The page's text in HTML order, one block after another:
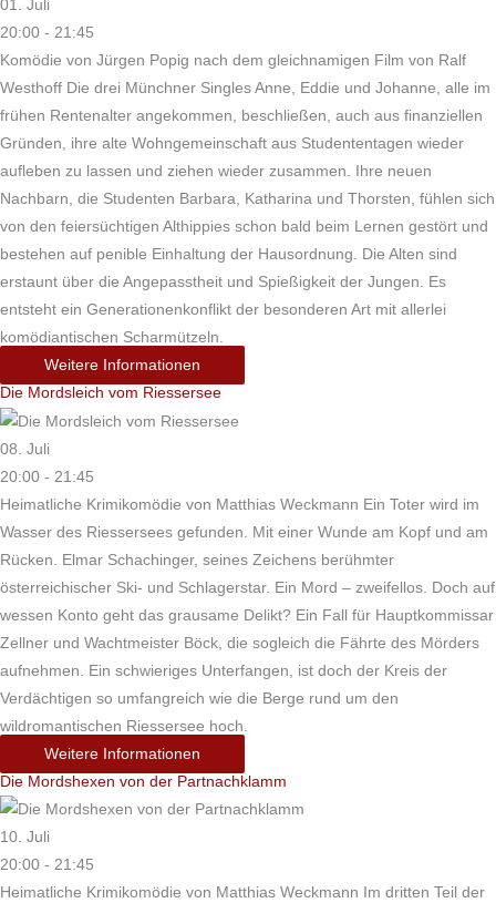
01. Juli
20:00 - 21:45
Komödie von Jürgen Popig nach dem gleichnamigen Film von Ralf
Westhoff Die drei Münchner Singles Anne, Eddie und Johanne, alle im
frühen Rentenalter angekommen, beschließen, auch aus finanziellen
Gründen, ihre alte Wohngemeinschaft aus Studententagen wieder
aufleben zu lassen und ziehen wieder zusammen. Ihre neuen
Nachbarn, die Studenten Barbara, Katharina und Thorsten, fühlen sich
von den feiersüchtigen Althippies schon bald beim Lernen gestört und
bestehen auf penible Einhaltung der Hausordnung. Die Alten sind
erstaunt über die Angepasstheit und Spießigkeit der Jungen. Es
entsteht ein Generationenkonflikt der besonderen Art mit allerlei
komödiantischen Scharmützeln.
Weitere Informationen
Die Mordsleich vom Riessersee
08. Juli
20:00 - 21:45
Heimatliche Krimikomödie von Matthias Weckmann Ein Toter wird im
Wasser des Riessersees gefunden. Mit einer Wunde am Kopf und am
Rücken. Elmar Schachinger, seines Zeichens berühmter
österreichischer Ski- und Schlagerstar. Ein Mord – zweifellos. Doch auf
wessen Konto geht das grausame Delikt? Ein Fall für Hauptkommissar
Zellner und Wachtmeister Böck, die sogleich die Fährte des Mörders
aufnehmen. Ein schwieriges Unterfangen, ist doch der Kreis der
Verdächtigen so umfangreich wie die Berge rund um den
wildromantischen Riessersee hoch.
Weitere Informationen
Die Mordshexen von der Partnachklamm
10. Juli
20:00 - 21:45
Heimatliche Krimikomödie von Matthias Weckmann Im dritten Teil der